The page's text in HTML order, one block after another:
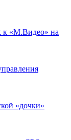
к «М.Видео» на
«дочки»